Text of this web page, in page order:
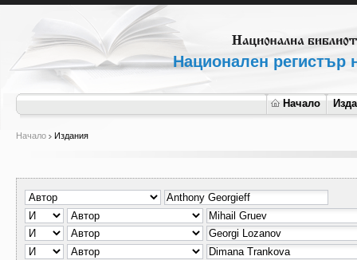
Национален регистър
Начало
Начало Издания